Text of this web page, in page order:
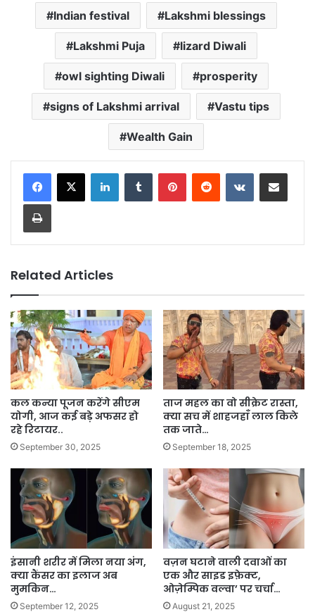
Indian festival Lakshmi blessings
Lakshmi Puja lizard Diwali
owl sighting Diwali prosperity
signs of Lakshmi arrival Vastu tips
Wealth Gain
LinkedInTumblr PinterestReddit VKontakteShare via Email
Print
Related Articles
कल कन्या पूजन करेंगे सीएम
योगी, आज कई बड़े अफसर हो
रहे रिटायर..
September 30, 2025
ताज महल का वो सीक्रेट रास्ता,
क्या सच में शाहजहाँ लाल किले
तक जाते…
September 18, 2025
इंसानी शरीर में मिला नया अंग,
क्या कैंसर का इलाज अब
मुमकिन…
September 12, 2025
वज़न घटाने वाली दवाओं का
एक और साइड इफ़ेक्ट,
ओज़ेम्पिक वल्वा’ पर चर्चा…
August 21, 2025